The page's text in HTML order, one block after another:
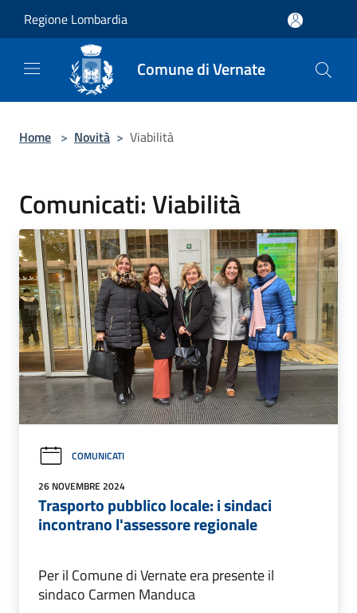
Regione Lombardia
Comune di Vernate
Home > Novità > Viabilità
Comunicati: Viabilità
COMUNICATI
26 NOVEMBRE 2024
Trasporto pubblico locale: i sindaci
incontrano l'assessore regionale
Per il Comune di Vernate era presente il
sindaco Carmen Manduca